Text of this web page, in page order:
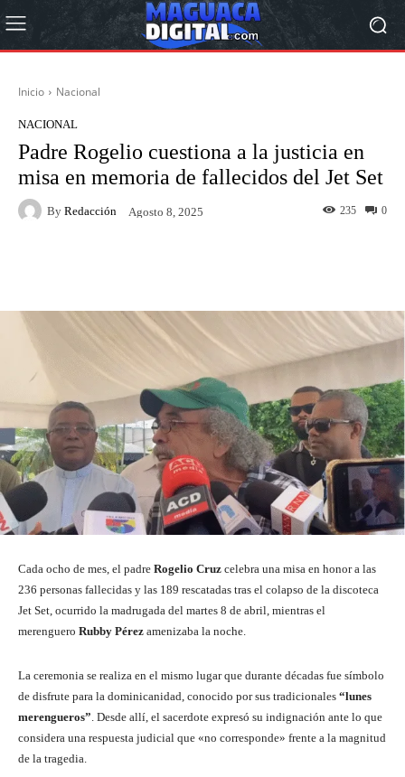
Inicio Nacional
NACIONAL
Padre Rogelio cuestiona a la justicia en
misa en memoria de fallecidos del Jet Set
By Redacción Agosto 8, 2025 0
235
Cada ocho de mes, el padre Rogelio Cruz celebra una misa en honor a las
236 personas fallecidas y las 189 rescatadas tras el colapso de la discoteca
Jet Set, ocurrido la madrugada del martes 8 de abril, mientras el
merenguero Rubby Pérez amenizaba la noche.
La ceremonia se realiza en el mismo lugar que durante décadas fue símbolo
de disfrute para la dominicanidad, conocido por sus tradicionales “lunes
merengueros”. Desde allí, el sacerdote expresó su indignación ante lo que
considera una respuesta judicial que «no corresponde» frente a la magnitud
de la tragedia.